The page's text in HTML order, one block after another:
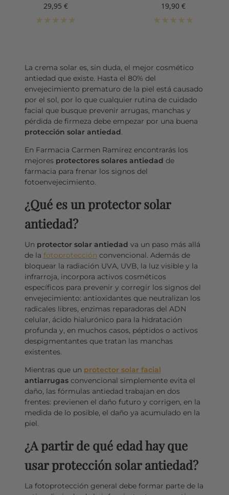
Precio
de
29,95 €
Precio
de
19,90 €
La crema solar es, sin duda, el mejor cosmético
antiedad que existe. Hasta el 80% del
envejecimiento prematuro de la piel está causado
por el sol, por lo que cualquier rutina de cuidado
facial que busque prevenir arrugas, manchas y
pérdida de firmeza debe empezar por una buena
protección solar antiedad.
En Farmacia Carmen Ramírez encontrarás los
mejores protectores solares antiedad de
farmacia para frenar los signos del
fotoenvejecimiento.
¿Qué es un protector solar
antiedad?
Un protector solar antiedad va un paso más allá
de la fotoprotección convencional. Además de
bloquear la radiación UVA, UVB, la luz visible y la
infrarroja, incorpora activos cosméticos
específicos para prevenir y corregir los signos del
envejecimiento: antioxidantes que neutralizan los
radicales libres, enzimas reparadoras del ADN
celular, ácido hialurónico para la hidratación
profunda y, en muchos casos, péptidos o activos
despigmentantes que tratan las manchas
existentes.
Mientras que un protector solar facial
antiarrugasconvencional simplemente evita el
daño, las fórmulas antiedad trabajan en dos
frentes: previenen el daño futuro y corrigen, en la
medida de lo posible, el daño ya acumulado en la
piel.
¿A partir de qué edad hay que
usar protección solar antiedad?
La fotoprotección general debe formar parte de la